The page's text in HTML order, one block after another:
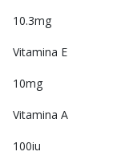
10.3mg
Vitamina E
10mg
Vitamina A
100iu